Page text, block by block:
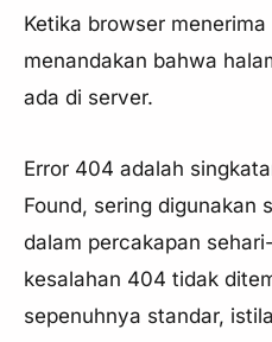
Ketika browser
menandakan bahwa
ada di server.
Error 404 adalah
Found, sering digunakan
dalam percakapan
kesalahan 404 tidak
sepenuhnya standar,